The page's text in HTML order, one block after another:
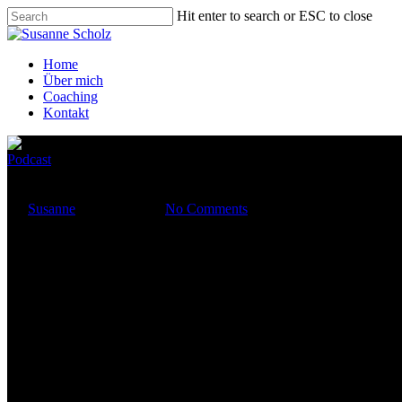
Hit enter to search or ESC to close
Home
Über mich
Coaching
Kontakt
Podcast
Susanne No Comments